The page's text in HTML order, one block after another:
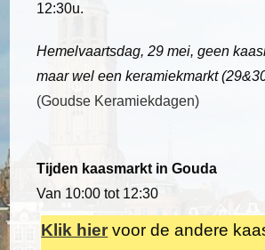
12:30u.
Hemelvaartsdag, 29 mei, geen
maar wel een keramiekmarkt
(Goudse Keramiekdagen)
Tijden kaasmarkt in Gouda
Van 10:00 tot 12:30
Klik hier voor de andere